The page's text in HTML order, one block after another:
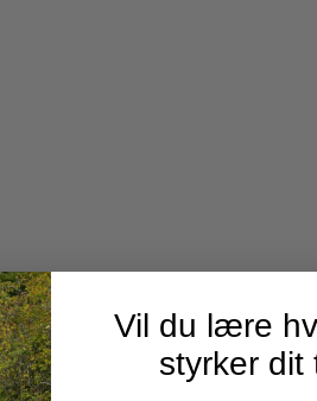
Vil du lære
styrker dit